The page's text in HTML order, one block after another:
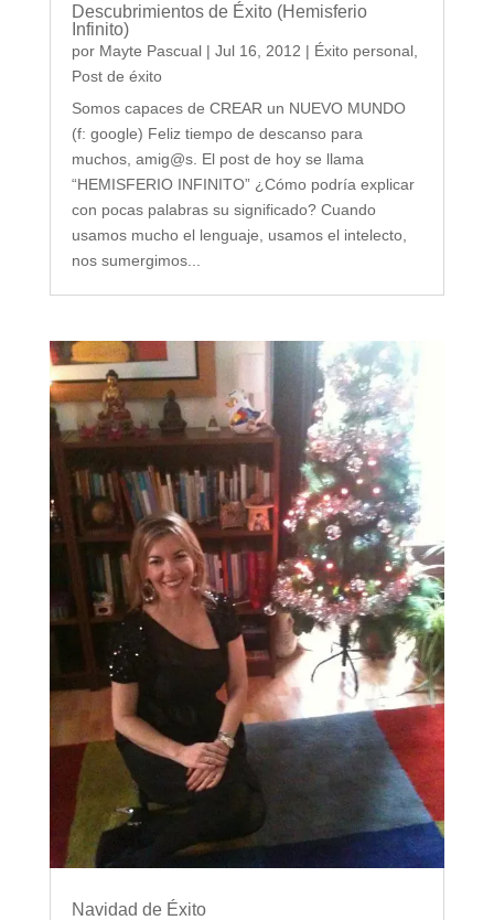
Descubrimientos de Éxito (Hemisferio
Infinito)
por Mayte Pascual| Jul 16, 2012 | Éxito personal,
Post de éxito
Somos capaces de CREAR un NUEVO MUNDO
(f: google) Feliz tiempo de descanso para
muchos, amig@s. El post de hoy se llama
“HEMISFERIO INFINITO” ¿Cómo podría explicar
con pocas palabras su significado? Cuando
usamos mucho el lenguaje, usamos el intelecto,
nos sumergimos...
Navidad de Éxito